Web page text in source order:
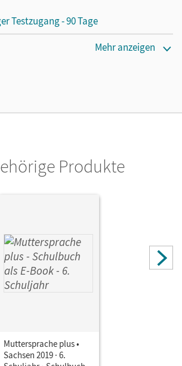
Testzugang - 90 Tage
90 Tage lang zu testen.
Wiebke; Thiele, Marianne;
Mehr anzeigen
Produkte
Muttersprache plus •
Sachsen 2019 · 6.